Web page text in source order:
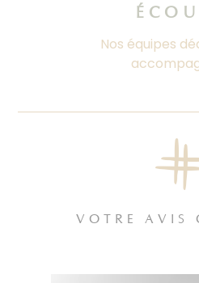
Nos équipes
VOTRE AVIS